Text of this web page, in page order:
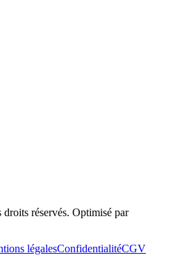
réservés. Optimisé par
légalesConfidentialitéCGV